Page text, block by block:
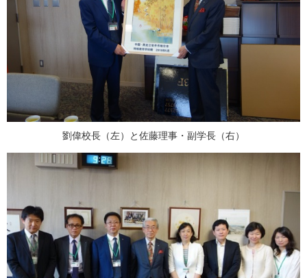
劉偉校長（左）と佐藤理事・副学長（右）